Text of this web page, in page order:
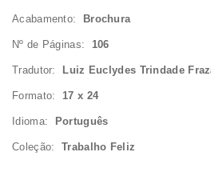
Acabamento: Brochura
Nº de Páginas: 106
Tradutor: Luiz Euclydes Trindade
Formato: 17 x 24
Idioma: Português
Coleção: Trabalho Feliz